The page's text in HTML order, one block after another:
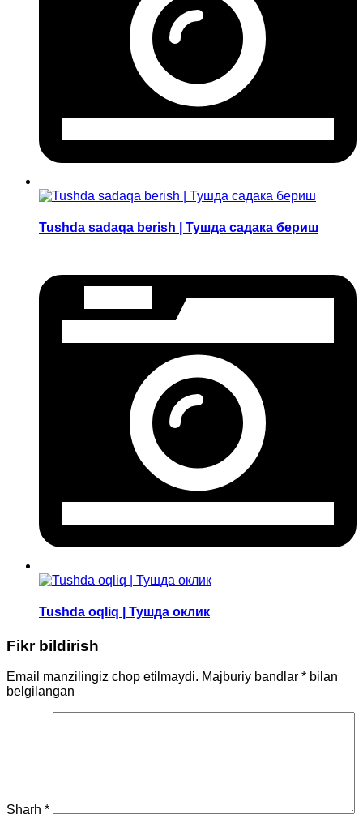
Tushda sadaqa berish | Тушда садака бериш
Tushda oqliq | Тушда оклик
Fikr bildirish
Email manzilingiz chop etilmaydi. Majburiy bandlar * bilan
belgilangan
Sharh *